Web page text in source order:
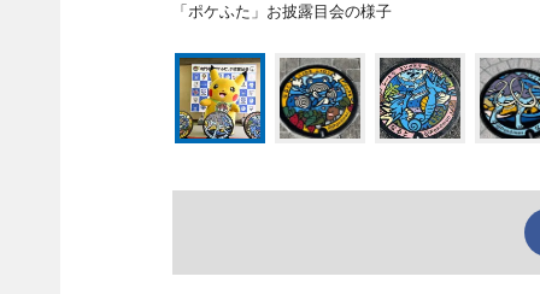
「ポケふた」お披露目会の様子